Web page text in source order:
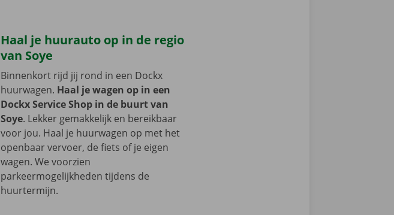
Haal je huurauto op in de regio
van Soye
Binnenkort rijd jij rond in een Dockx
huurwagen. Haal je wagen op in een
Dockx Service Shop in de buurt van
Soye. Lekker gemakkelijk en bereikbaar
voor jou. Haal je huurwagen op met het
openbaar vervoer, de fiets of je eigen
wagen. We voorzien
parkeermogelijkheden tijdens de
huurtermijn.